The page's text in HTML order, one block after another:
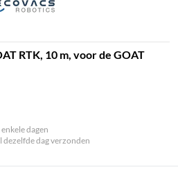
RTK, 10 m, voor de GOAT
dagen
dezelfde dag verzonden